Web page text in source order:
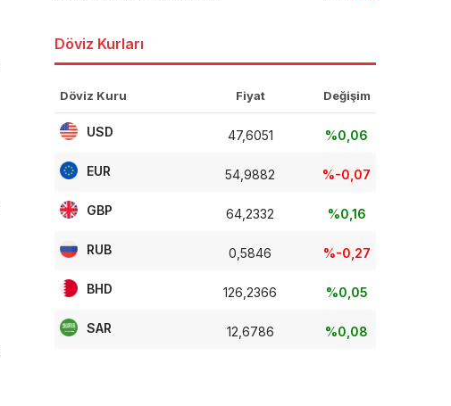
Döviz Kurları
Döviz Kuru Fiyat Değişim
USD 47,6051 %0,06
EUR 54,9882 %-0,07
GBP 64,2332 %0,16
RUB 0,5846 %-0,27
BHD 126,2366 %0,05
SAR 12,6786 %0,08